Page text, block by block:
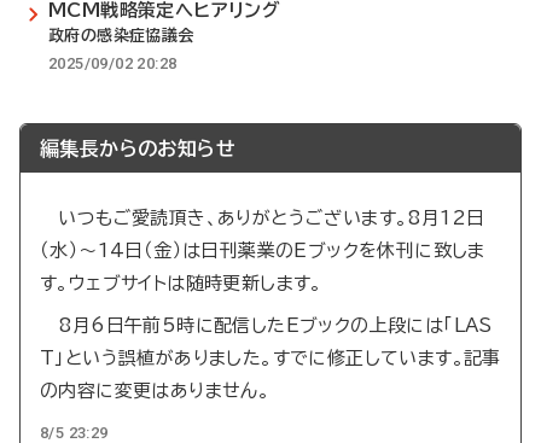
MCM戦略策定へヒアリング
政府の感染症協議会
2025/09/02 20:28
編集長からのお知らせ
いつもご愛読頂き、ありがとうございます。8月12日
（水）～14日（金）は日刊薬業のEブックを休刊に致しま
す。ウェブサイトは随時更新します。
8月6日午前5時に配信したEブックの上段には「LAS
T」という誤植がありました。すでに修正しています。記事
の内容に変更はありません。
8/5 23:29